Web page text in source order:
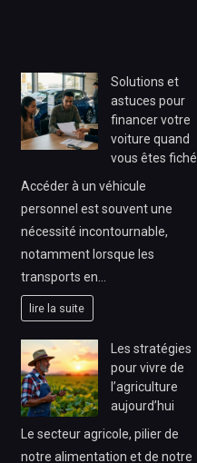
Solutions et
astuces pour
financer votre
voiture quand
vous êtes fiché
Accéder à un véhicule
personnel est souvent une
nécessité incontournable,
notamment lorsque les
transports en…
lire la suite
Les stratégies
pour vivre de
l’agriculture
aujourd’hui
Le secteur agricole, pilier de
notre alimentation et de notre